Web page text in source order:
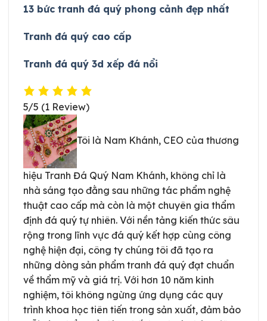
13 bức tranh đá quý phong cảnh đẹp nhất
Tranh đá quý cao cấp
Tranh đá quý 3d xếp đá nổi
5/5 (1 Review)
Tôi là Nam Khánh, CEO của thương
hiệu Tranh Đá Quý Nam Khánh, không chỉ là
nhà sáng tạo đằng sau những tác phẩm nghệ
thuật cao cấp mà còn là một chuyên gia thẩm
định đá quý tự nhiên. Với nền tảng kiến thức sâu
rộng trong lĩnh vực đá quý kết hợp cùng công
nghệ hiện đại, công ty chúng tôi đã tạo ra
những dòng sản phẩm tranh đá quý đạt chuẩn
về thẩm mỹ và giá trị. Với hơn 10 năm kinh
nghiệm, tôi không ngừng ứng dụng các quy
trình khoa học tiên tiến trong sản xuất, đảm bảo